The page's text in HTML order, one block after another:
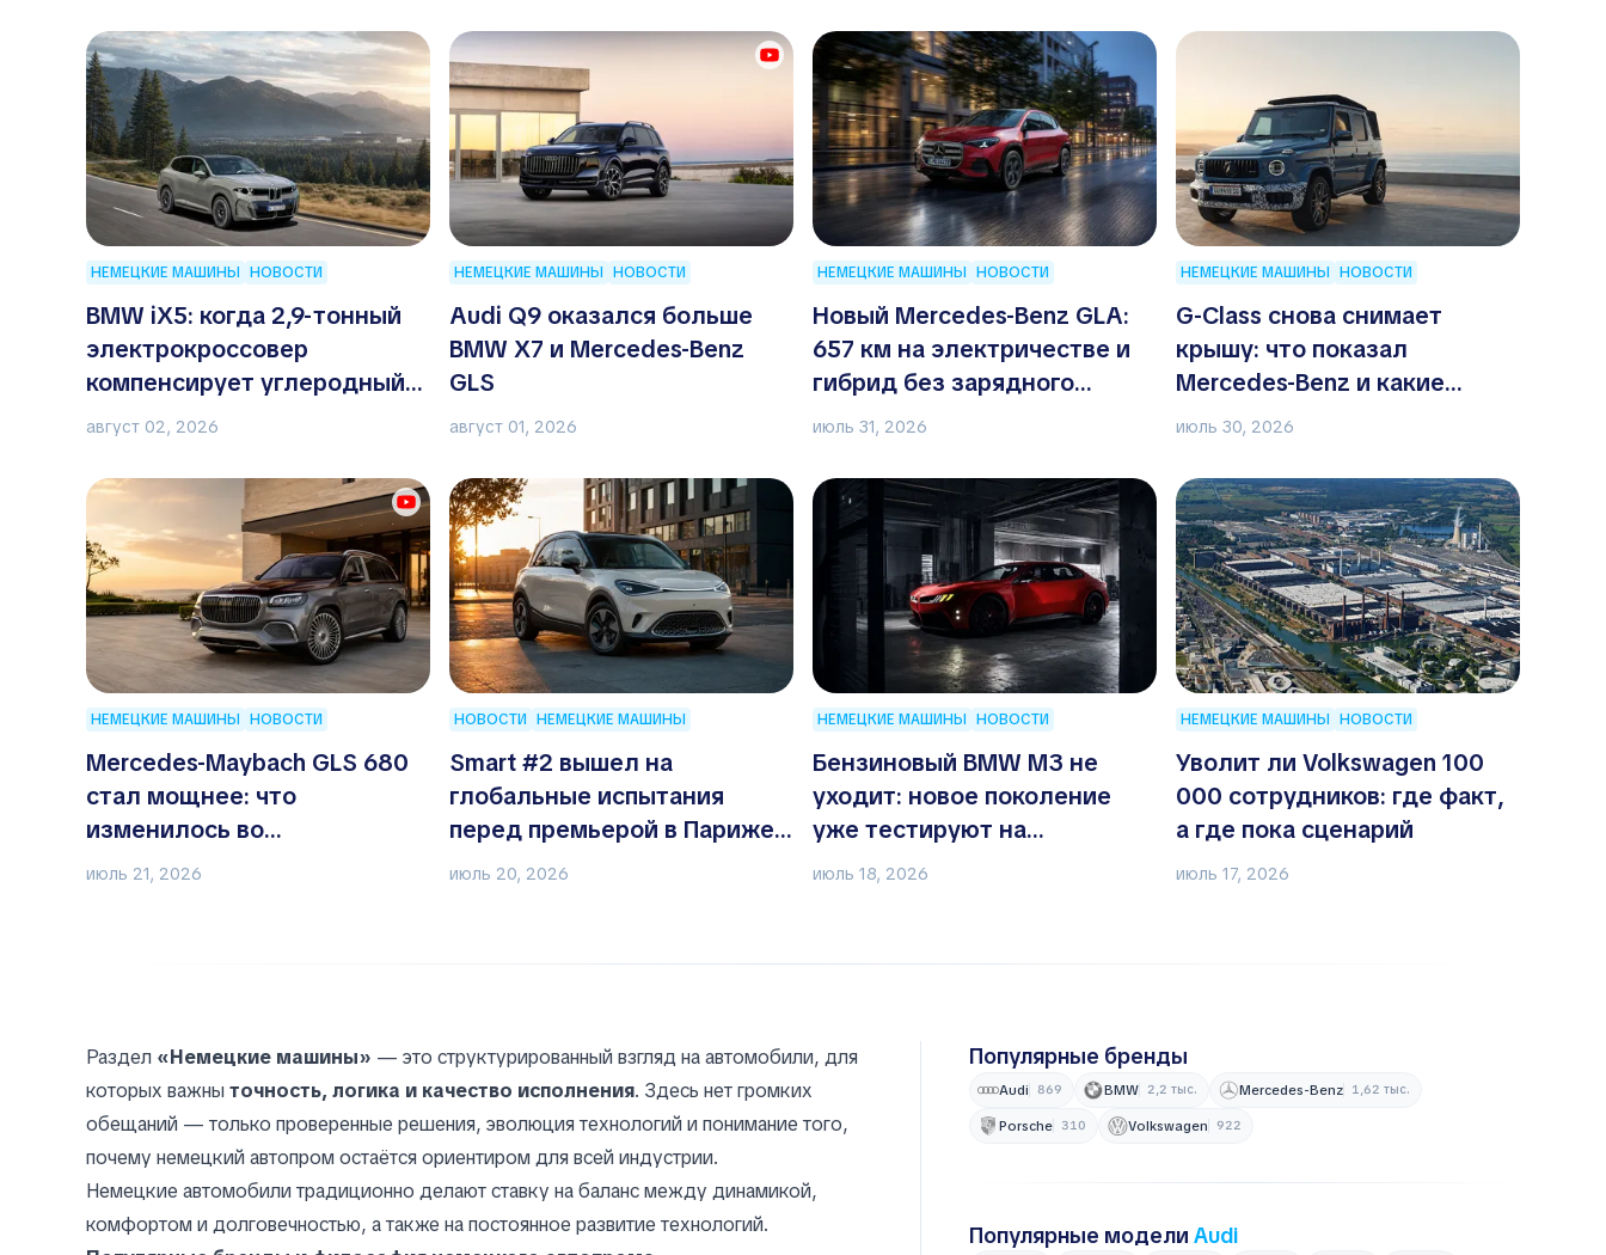
НЕМЕЦКИЕ МАШИНЫ НОВОСТИ
BMW iX5: когда 2,9-тонный
электрокроссовер
компенсирует углеродный
след батареи
август 02, 2026
НЕМЕЦКИЕ МАШИНЫ НОВОСТИ
Audi Q9 оказался больше
BMW X7 и Mercedes-Benz
GLS
август 01, 2026
НЕМЕЦКИЕ МАШИНЫ НОВОСТИ
Новый Mercedes-Benz GLA:
657 км на электричестве и
гибрид без зарядного
кабеля
июль 31, 2026
НЕМЕЦКИЕ МАШИНЫ НОВОСТИ
G-Class снова снимает
крышу: что показал
Mercedes-Benz и какие
вопросы остались
июль 30, 2026
НЕМЕЦКИЕ МАШИНЫ НОВОСТИ
Mercedes-Maybach GLS 680
стал мощнее: что
изменилось во
флагманском SUV
июль 21, 2026
НОВОСТИ НЕМЕЦКИЕ МАШИНЫ
Smart #2 вышел на
глобальные испытания
перед премьерой в Париже:
что уже известно
июль 20, 2026
НЕМЕЦКИЕ МАШИНЫ НОВОСТИ
Бензиновый BMW M3 не
уходит: новое поколение
уже тестируют на
Нюрбургринге
июль 18, 2026
НЕМЕЦКИЕ МАШИНЫ НОВОСТИ
Уволит ли Volkswagen 100
000 сотрудников: где факт,
а где пока сценарий
июль 17, 2026
Раздел «Немецкие машины» — это структурированный взгляд на автомобили, для
которых важны точность, логика и качество исполнения. Здесь нет громких
обещаний — только проверенные решения, эволюция технологий и понимание того,
почему немецкий автопром остаётся ориентиром для всей индустрии.
Немецкие автомобили традиционно делают ставку на баланс между динамикой,
комфортом и долговечностью, а также на постоянное развитие технологий.
Популярные бренды
Audi 869 BMW 2,2 тыс. Mercedes-Benz 1,62 тыс.
Porsche 310 Volkswagen 922
Популярные модели Audi